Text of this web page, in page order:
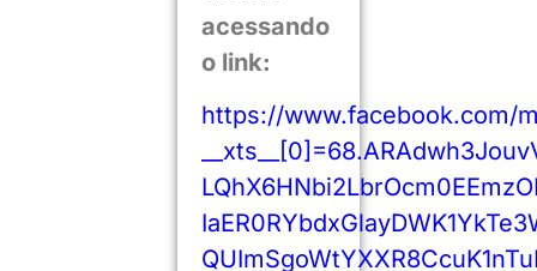
acessando
o link:
https://www.facebook.com/